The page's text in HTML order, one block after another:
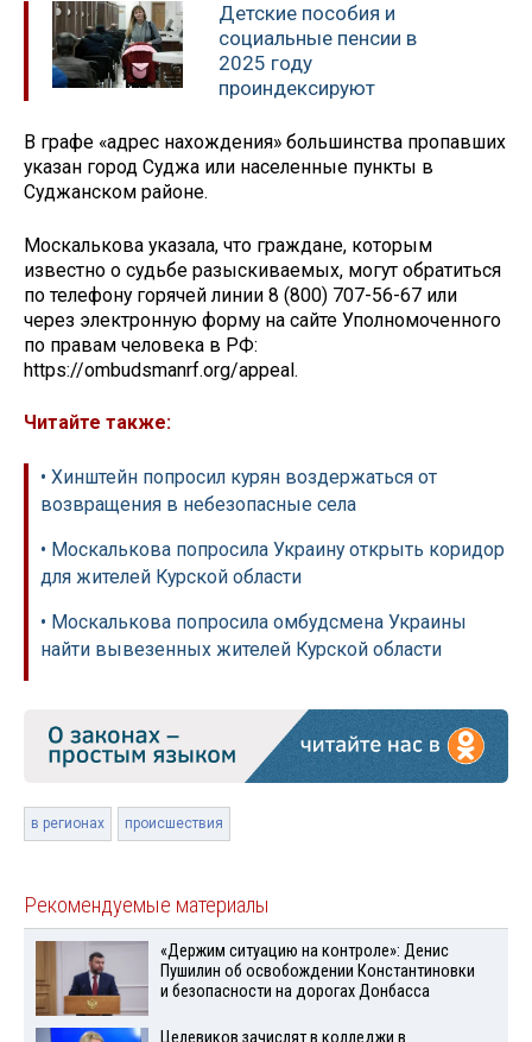
Детские пособия и
социальные пенсии в
2025 году
проиндексируют
В графе «адрес нахождения» большинства пропавших
указан город Суджа или населенные пункты в
Суджанском районе.
Москалькова указала, что граждане, которым
известно о судьбе разыскиваемых, могут обратиться
по телефону горячей линии 8 (800) 707-56-67 или
через электронную форму на сайте Уполномоченного
по правам человека в РФ:
https://ombudsmanrf.org/appeal.
Читайте также:
• Хинштейн попросил курян воздержаться от
возвращения в небезопасные села
• Москалькова попросила Украину открыть коридор
для жителей Курской области
• Москалькова попросила омбудсмена Украины
найти вывезенных жителей Курской области
в регионах происшествия
Рекомендуемые материалы
«Держим ситуацию на контроле»: Денис
Пушилин об освобождении Константиновки
и безопасности на дорогах Донбасса
Целевиков зачислят в колледжи в